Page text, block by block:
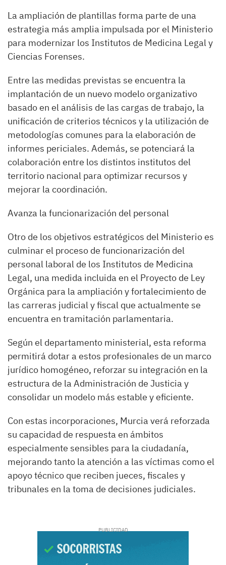
La ampliación de plantillas forma parte de una
estrategia más amplia impulsada por el Ministerio
para modernizar los Institutos de Medicina Legal y
Ciencias Forenses.
Entre las medidas previstas se encuentra la
implantación de un nuevo modelo organizativo
basado en el análisis de las cargas de trabajo, la
unificación de criterios técnicos y la utilización de
metodologías comunes para la elaboración de
informes periciales. Además, se potenciará la
colaboración entre los distintos institutos del
territorio nacional para optimizar recursos y
mejorar la coordinación.
Avanza la funcionarización del personal
Otro de los objetivos estratégicos del Ministerio es
culminar el proceso de funcionarización del
personal laboral de los Institutos de Medicina
Legal, una medida incluida en el Proyecto de Ley
Orgánica para la ampliación y fortalecimiento de
las carreras judicial y fiscal que actualmente se
encuentra en tramitación parlamentaria.
Según el departamento ministerial, esta reforma
permitirá dotar a estos profesionales de un marco
jurídico homogéneo, reforzar su integración en la
estructura de la Administración de Justicia y
consolidar un modelo más estable y eficiente.
Con estas incorporaciones, Murcia verá reforzada
su capacidad de respuesta en ámbitos
especialmente sensibles para la ciudadanía,
mejorando tanto la atención a las víctimas como el
apoyo técnico que reciben jueces, fiscales y
tribunales en la toma de decisiones judiciales.